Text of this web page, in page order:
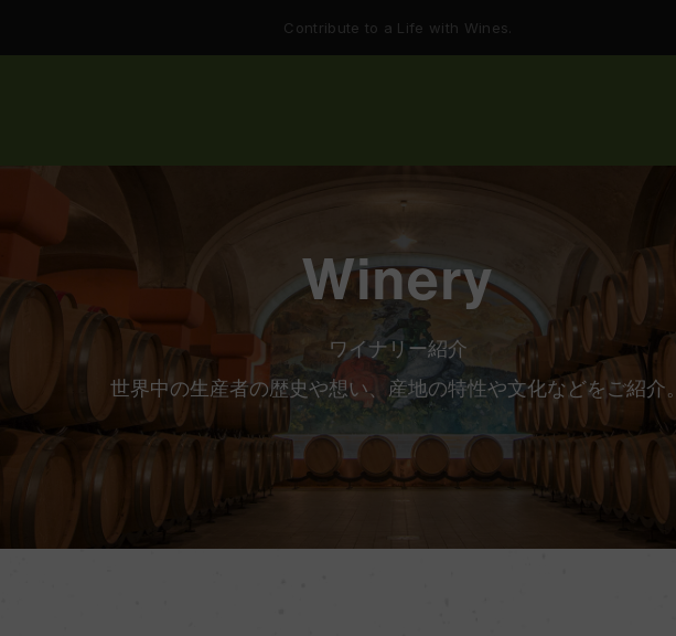
Contribute to a Life with Wines.
Winery
ワイナリー紹介
世界中の生産者の歴史や想い、産地の特性や文化などをご紹介。